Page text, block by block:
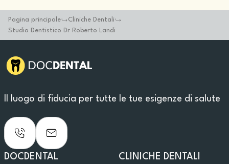
Pagina principale
Cliniche Dentali
Studio Dentistico Dr Roberto Landi
Il luogo di fiducia per tutte le tue esigenze di salute
DOCDENTAL CLINICHE DENTALI